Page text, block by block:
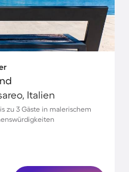
Italien
zu 3 Gäste in malerischem